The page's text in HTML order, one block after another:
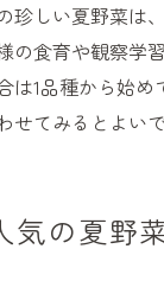
珍しい夏野菜は
の食育や観察学
は1品種から始
せてみるとよいで
気の夏野